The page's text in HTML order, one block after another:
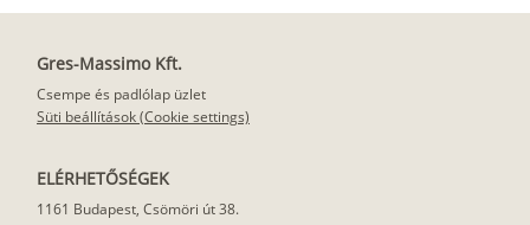
Gres-Massimo Kft.
Csempe és padlólap üzlet
Süti beállítások (Cookie settings)
ELÉRHETŐSÉGEK
1161 Budapest, Csömöri út 38.